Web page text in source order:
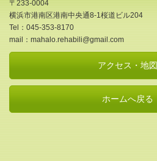
〒233-0004
横浜市港南区港南中央通8-1桜道ビル204
Tel：045-353-8170
mail：mahalo.rehabili@gmail.com
アクセス・地図
ホームへ戻る